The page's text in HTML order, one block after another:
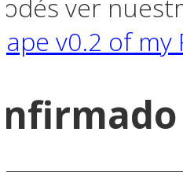
ver
v0.2 of my